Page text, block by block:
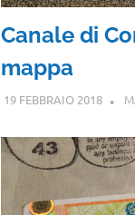
Canale di
mappa
19 FEBBRAIO 2018